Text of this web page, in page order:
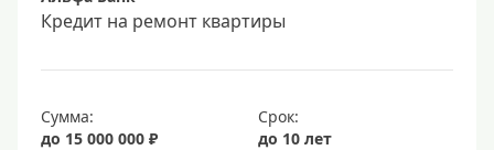
Срок
Долгосрочные
2 года
Кредит на ремонт квартиры
Сумма:
до 15 000 000 ₽
Срок:
до 10 лет